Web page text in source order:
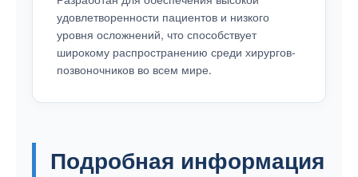
удовлетворенности пациентов и низкого
уровня осложнений, что способствует
широкому распространению среди хирургов-
позвоночников во всем мире.
Подробная информация